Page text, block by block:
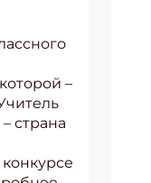
–
страна